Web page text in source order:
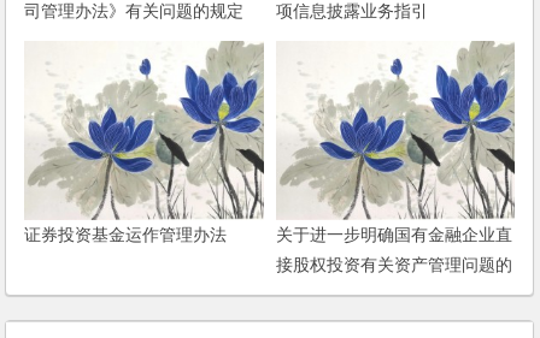
司管理办法》有关问题的规定
项信息披露业务指引
证券投资基金运作管理办法
关于进一步明确国有金融企业直
接股权投资有关资产管理问题的
通知